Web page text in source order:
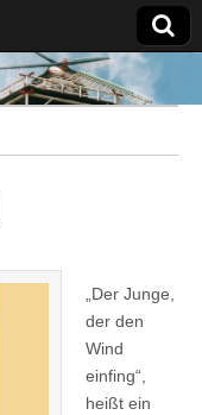
„Der Junge,
der den
Wind
einfing“,
heißt ein